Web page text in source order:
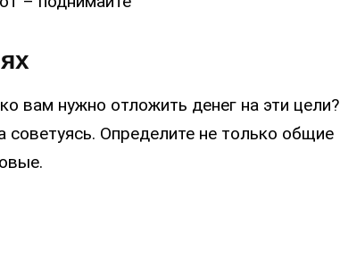
вам нужно отложить денег на эти цели?
советуясь. Определите не только общие